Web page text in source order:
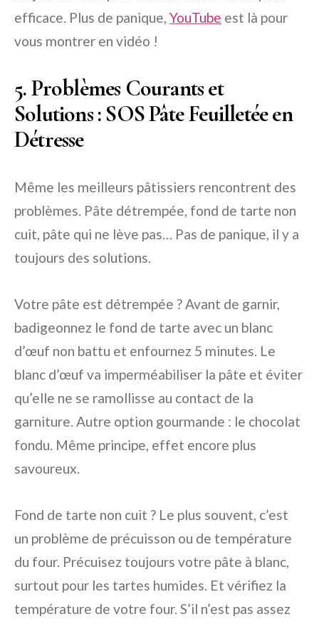
efficace. Plus de panique, YouTube est là pour
vous montrer en vidéo !
5. Problèmes Courants et
Solutions : SOS Pâte Feuilletée en
Détresse
Même les meilleurs pâtissiers rencontrent des
problèmes. Pâte détrempée, fond de tarte non
cuit, pâte qui ne lève pas… Pas de panique, il y a
toujours des solutions.
Votre pâte est détrempée ? Avant de garnir,
badigeonnez le fond de tarte avec un blanc
d’œuf non battu et enfournez 5 minutes. Le
blanc d’œuf va imperméabiliser la pâte et éviter
qu’elle ne se ramollisse au contact de la
garniture. Autre option gourmande : le chocolat
fondu. Même principe, effet encore plus
savoureux.
Fond de tarte non cuit ? Le plus souvent, c’est
un problème de précuisson ou de température
du four. Précuisez toujours votre pâte à blanc,
surtout pour les tartes humides. Et vérifiez la
température de votre four. S’il n’est pas assez